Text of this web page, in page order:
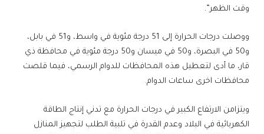
وقت الظهر”.
ووصلت درجات الحرارة إلى 51 درجة مئوية في واسط، و51 في بابل،
و50 في البصرة، و50 في ميسان و50 درجة مئوية في محافظة ذي
قار، ما أدى لتعطيل هذه المحافظات للدوام الرسمي، فيما قلصت
محافظات اخرى ساعات الدوام.
ويتزامن الارتفاع الكبير في درجات الحرارة مع تدني إنتاج الطاقة
الكهربائية في البلاد وعدم القدرة في تلبية الطلب لتجهيز المنازل